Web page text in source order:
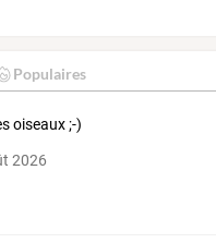
Populaires
oiseaux ;-)
2026